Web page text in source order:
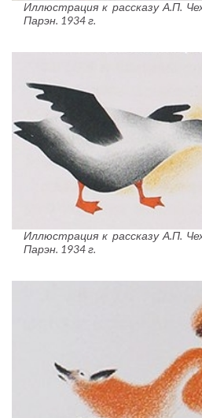
Иллюстрация к рассказу А.П.
Парэн. 1934 г.
Иллюстрация к рассказу А.П.
Парэн. 1934 г.